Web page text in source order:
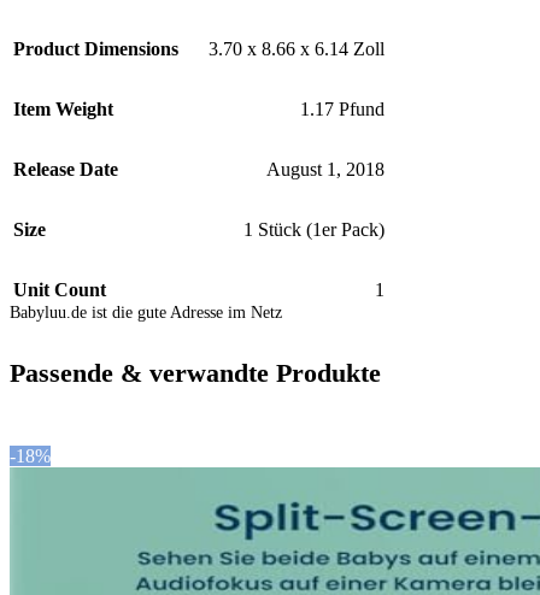
Product Dimensions 3.70 x 8.66 x 6.14 Zoll
Item Weight 1.17 Pfund
Release Date August 1, 2018
Size 1 Stück (1er Pack)
Unit Count 1
Babyluu.de ist die gute Adresse im Netz
Passende & verwandte Produkte
-18%